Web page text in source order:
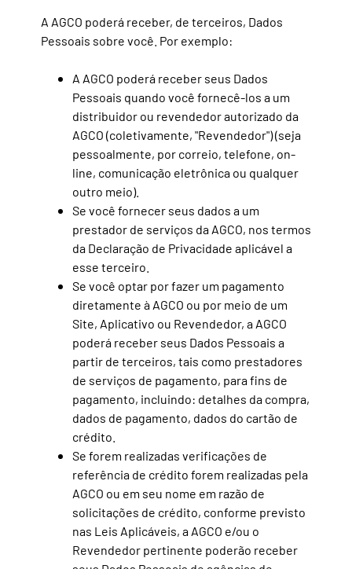
A AGCO poderá receber, de terceiros, Dados
Pessoais sobre você. Por exemplo:
A AGCO poderá receber seus Dados
Pessoais quando você fornecê-los a um
distribuidor ou revendedor autorizado da
AGCO (coletivamente, "Revendedor") (seja
pessoalmente, por correio, telefone, on-
line, comunicação eletrônica ou qualquer
outro meio).
Se você fornecer seus dados a um
prestador de serviços da AGCO, nos termos
da Declaração de Privacidade aplicável a
esse terceiro.
Se você optar por fazer um pagamento
diretamente à AGCO ou por meio de um
Site, Aplicativo ou Revendedor, a AGCO
poderá receber seus Dados Pessoais a
partir de terceiros, tais como prestadores
de serviços de pagamento, para fins de
pagamento, incluindo: detalhes da compra,
dados de pagamento, dados do cartão de
crédito.
Se forem realizadas verificações de
referência de crédito forem realizadas pela
AGCO ou em seu nome em razão de
solicitações de crédito, conforme previsto
nas Leis Aplicáveis, a AGCO e/ou o
Revendedor pertinente poderão receber